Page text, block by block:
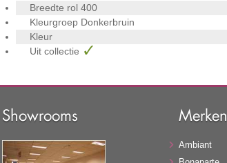
Breedte rol 400
Kleurgroep Donkerbruin
Kleur
Uit collectie
Showrooms Merken
Ambiant